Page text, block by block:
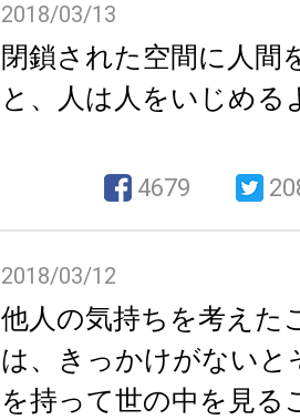
2018/03/13
閉鎖された空間に人間
と、人は人をいじめる
4679
2018/03/12
他人の気持ちを考えた
は、きっかけがないと
を持って世の中を見る